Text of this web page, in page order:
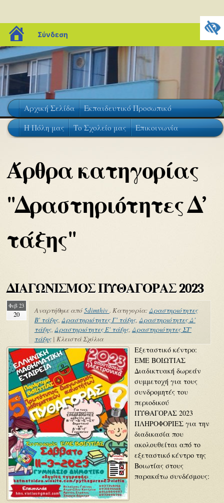
blogs.sch.gr
Σύνδεση
Αρχική Σελίδα
Eκπαιδευτικό Προσωπικό
H Πόλη μας
Tο Σχολείο μας Επικοινωνία
Άρθρα κατηγορίας
"Δραστηριότητες Δ’
τάξης"
ΔΙΑΓΩΝΙΣΜΟΣ ΠΥΘΑΓΟΡΑΣ 2023
Φεβ 23
20 Αναρτήθηκε από5dimthiv. Κατηγορία:Δραστηριότητες
Β' τάξης, Δραστηριότητες Γ' τάξης, Δραστηριότητες Δ'
τάξης, Δραστηριότητες Ε' τάξης, Δραστηριότητες ΣΤ'
τάξης| Κλειστά Σχόλια
Εξεταστικό κέντρο:
ΕΜΕ ΒΟΙΩΤΙΑΣ
Διαδικτυακή δωρεάν
συμμετοχή για τους
συνδρομητές του
περιοδικού
ΠΥΘΑΓΟΡΑΣ 2023
ΠΛΗΡΟΦΟΡΙΕΣ για την
διαδικασία που
ακολουθείται από το
εξεταστικό κέντρο της
Βοιωτίας στους
παρακάτω συνδέσμους: